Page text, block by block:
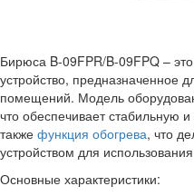
Бирюса B-09FPR/B-09FPQ –
устройство, предназначенное
помещений. Модель
что обеспечивает стабильную
также функция обогрева, что
устройством для
Основные характеристики: